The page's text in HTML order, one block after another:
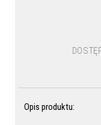
Opis produktu: